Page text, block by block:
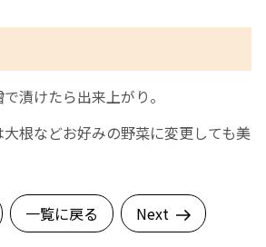
漬けたら出来上がり。
根などお好みの野菜に変更しても美
一覧に戻る Next